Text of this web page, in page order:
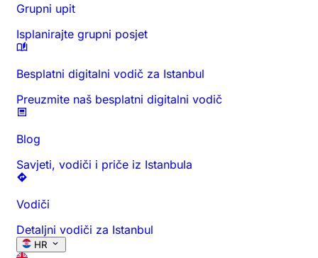
Grupni upit
Isplanirajte grupni posjet
Besplatni digitalni vodič za Istanbul
Preuzmite naš besplatni digitalni vodič
Blog
Savjeti, vodiči i priče iz Istanbula
Vodiči
Detaljni vodiči za Istanbul
HR